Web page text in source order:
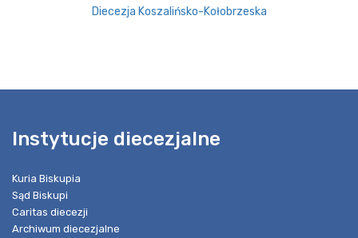
Diecezja Koszalińsko-Kołobrzeska
Instytucje diecezjalne
Kuria Biskupia
Sąd Biskupi
Caritas diecezji
Archiwum diecezjalne